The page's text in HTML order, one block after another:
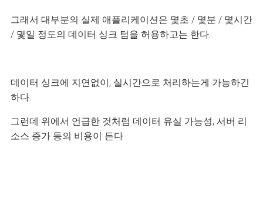
그래서 대부분의 실제 애플리케이션은 몇초 / 몇분 / 몇시간
/ 몇일 정도의 데이터 싱크 텀을 허용하고는 한다.
데이터 싱크에 지연없이, 실시간으로 처리하는게 가능하긴
하다.
그런데 위에서 언급한 것처럼 데이터 유실 가능성, 서버 리
소스 증가 등의 비용이 든다.